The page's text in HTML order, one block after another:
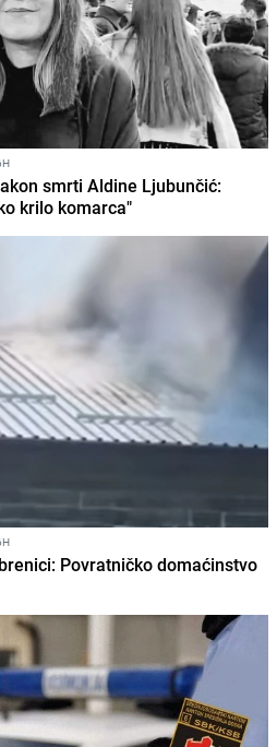
smrti Aldine Ljubunčić:
krilo komarca"
Povratničko domaćinstvo